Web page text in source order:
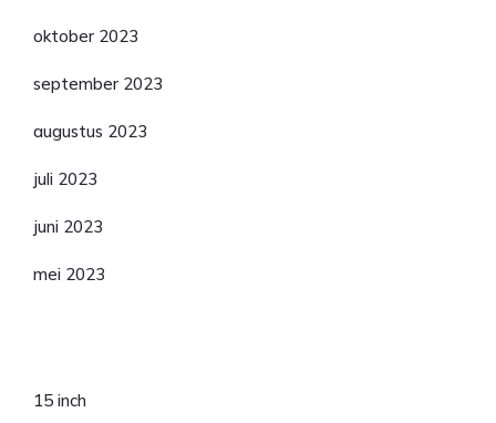
oktober 2023
september 2023
augustus 2023
juli 2023
juni 2023
mei 2023
15 inch